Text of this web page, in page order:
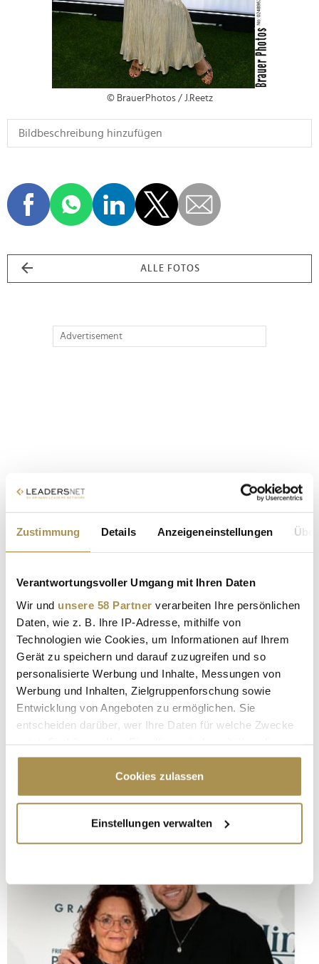
Zustimmung Details Anzeigeneinstellungen
Verantwortungsvoller Umgang mit Ihren Daten
Wir und unsere 58 Partner verarbeiten Ihre persönlichen
Daten, wie z. B. Ihre IP-Adresse, mithilfe von
Technologien wie Cookies, um Informationen auf Ihrem
Gerät zu speichern und darauf zuzugreifen und so
personalisierte Werbung und Inhalte, Messungen von
Werbung und Inhalten, Zielgruppenforschung sowie
Entwicklung von Angeboten zu ermöglichen. Sie
entscheiden darüber, wer Ihre Daten für welche Zwecke
Cookie-Erklärung oder durch Klicken auf das Privacy
Trigger Symbol ändern oder widerrufen
Informationen über Ihre geografische Lage
erfassen, welche bis auf einige Meter genau sein
bestimmten Merkmalen (Fingerprinting) identifizieren
Erfahren Sie mehr darüber, wie Ihre persönlichen Daten
verarbeitet werden, und legen Sie Ihre Präferenzen im
Abschnitt Einzelheiten
Cookies zulassen
Einstellungen verwalten
© BrauerPhotos / J.Reetz
ALLE FOTOS
Advertisement